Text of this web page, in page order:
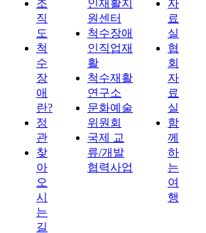
조
직
도
척
수
장
애
란?
정
관
찾
아
오
시
는
길
인재활지
원센터
척수장애
인직업재
활
척수재활
연구소
문화예술
위원회
국제 교
류/개발
협력사업
자
료
실
협
회
자
료
실
함
께
하
는
여
행